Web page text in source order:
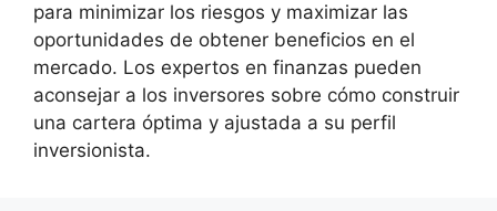
para minimizar los riesgos y maximizar las
oportunidades de obtener beneficios en el
mercado. Los expertos en finanzas pueden
aconsejar a los inversores sobre cómo construir
una cartera óptima y ajustada a su perfil
inversionista.